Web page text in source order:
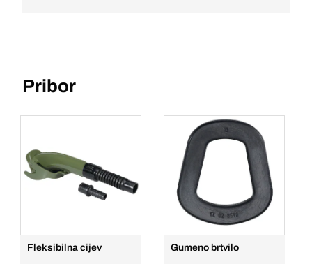
Pribor
Fleksibilna cijev Gumeno brtvilo